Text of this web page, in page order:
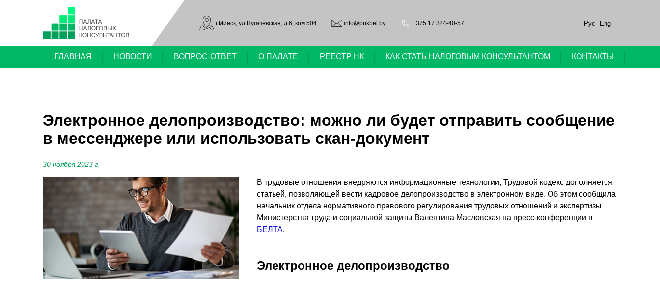
г.Минск, ул.Пугачёвская, д.6, ком.504 info@pnkbel.by +375 17 324-40-57 Рус Eng
ГЛАВНАЯ НОВОСТИ ВОПРОС-ОТВЕТ О ПАЛАТЕ РЕЕСТР НК КАК СТАТЬ НАЛОГОВЫМ КОНСУЛЬТАНТОМ КОНТАКТЫ
Электронное делопроизводство: можно ли будет отправить сообщение
в мессенджере или использовать скан-документ
30 ноября 2023 г.
В трудовые отношения внедряются информационные технологии, Трудовой кодекс дополняется
статьей, позволяющей вести кадровое делопроизводство в электронном виде. Об этом сообщила
начальник отдела нормативного правового регулирования трудовых отношений и экспертизы
Министерства труда и социальной защиты Валентина Масловская на пресс-конференции в
БЕЛТА.
Электронное делопроизводство